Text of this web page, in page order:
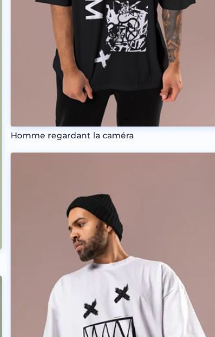
Homme regardant la caméra